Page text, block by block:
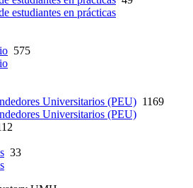
estudiantes en prácticas
575
Universitarios (PEU) 1169
Universitarios (PEU)
33